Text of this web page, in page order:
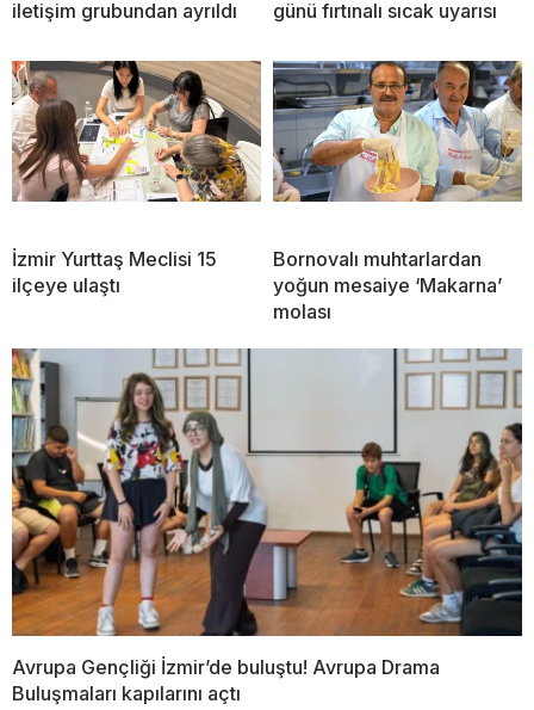
iletişim grubundan ayrıldı günü fırtınalı sıcak uyarısı
İzmir Yurttaş Meclisi 15
ilçeye ulaştı
Bornovalı muhtarlardan
yoğun mesaiye ‘Makarna’
molası
Avrupa Gençliği İzmir’de buluştu! Avrupa Drama
Buluşmaları kapılarını açtı